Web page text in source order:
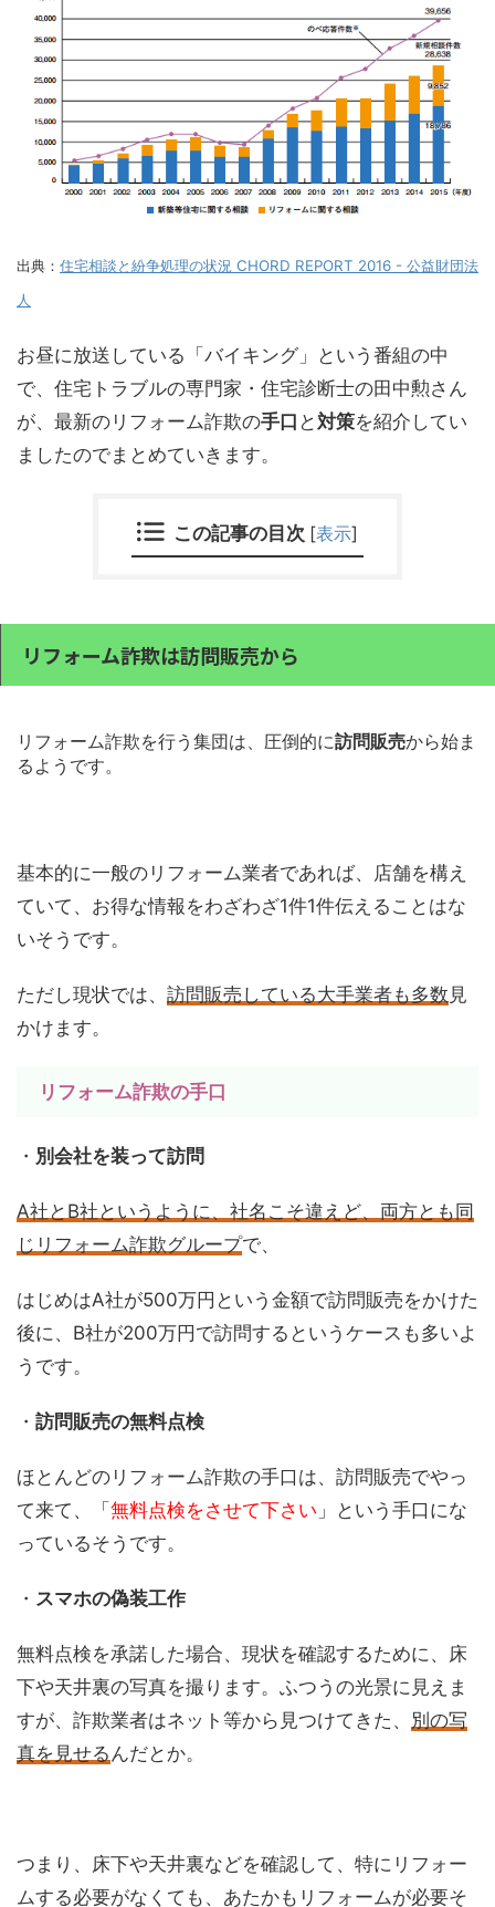
出典： 住宅相談と紛争処理の状況 CHORD REPORT 2016 - 公益財団法
人
お昼に放送している「バイキング」という番組の中
で、住宅トラブルの専門家・住宅診断士の田中勲さん
が、最新のリフォーム詐欺の手口 と対策を紹介してい
ましたのでまとめていきます。
この記事の目次 [表示]
リフォーム詐欺は訪問販売から
リフォーム詐欺を行う集団は、圧倒的に訪問販売から始ま
るようです。
基本的に一般のリフォーム業者であれば、店舗を構え
ていて、お得な情報をわざわざ1件1件伝えることはな
いそうです。
ただし現状では、 訪問販売している大手業者も多数 見
かけます。
リフォーム詐欺の手口
・ 別会社を装って訪問
A社とB社というように、社名こそ違えど、両方とも同
じリフォーム詐欺グループで、
はじめはA社が500万円という金額で訪問販売をかけた
後に、B社が200万円で訪問するというケースも多いよ
うです。
・ 訪問販売の無料点検
ほとんどのリフォーム詐欺の手口は、訪問販売でやっ
て来て、「 無料点検をさせて下さい 」という手口にな
っているそうです。
・ スマホの偽装工作
無料点検を承諾した場合、現状を確認するために、床
下や天井裏の写真を撮ります。ふつうの光景に見えま
すが、詐欺業者はネット等から見つけてきた、 別の写
真を見せるんだとか。
つまり、床下や天井裏などを確認して、特にリフォー
ムする必要がなくても、あたかもリフォームが必要そ